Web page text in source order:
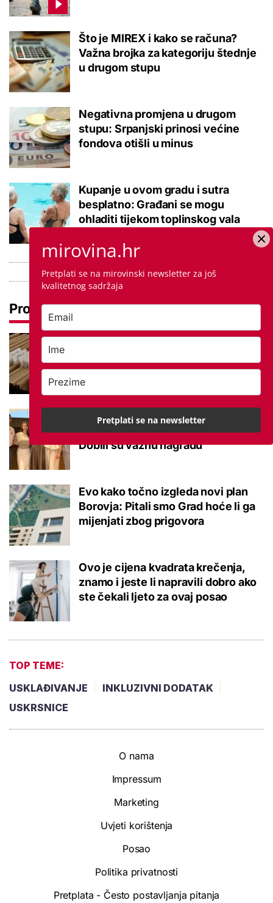
Što je MIREX i kako se računa?
Važna brojka za kategoriju štednje
u drugom stupu
Negativna promjena u drugom
stupu: Srpanjski prinosi većine
fondova otišli u minus
Kupanje u ovom gradu i sutra
besplatno: Građani se mogu
ohladiti tijekom toplinskog vala
Pročitaj još
Promjena prakse za sve SC-ove,
potvrđeno
Studenti otkrili kako se obraćati
mladima kad je u pitanju alkohol:
Dobili su važnu nagradu
Evo kako točno izgleda novi plan
Borovja: Pitali smo Grad hoće li ga
mijenjati zbog prigovora
Ovo je cijena kvadrata krečenja,
znamo i jeste li napravili dobro ako
ste čekali ljeto za ovaj posao
TOP TEME:
USKLAĐIVANJE
INKLUZIVNI DODATAK
USKRSNICE
O nama
Impressum
Marketing
Uvjeti korištenja
Posao
Politika privatnosti
Pretplata - Često postavljanja pitanja
mirovina.hr
Pretplati se na mirovinski newsletter za još
kvalitetnog sadržaja
Pretplati se na newsletter